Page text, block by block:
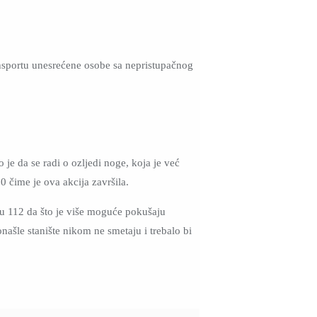
unesrećene osobe sa nepristupačnog
je da se radi o ozljedi noge, koja je već
čime je ova akcija završila.
da što je više moguće pokušaju
stanište nikom ne smetaju i trebalo bi